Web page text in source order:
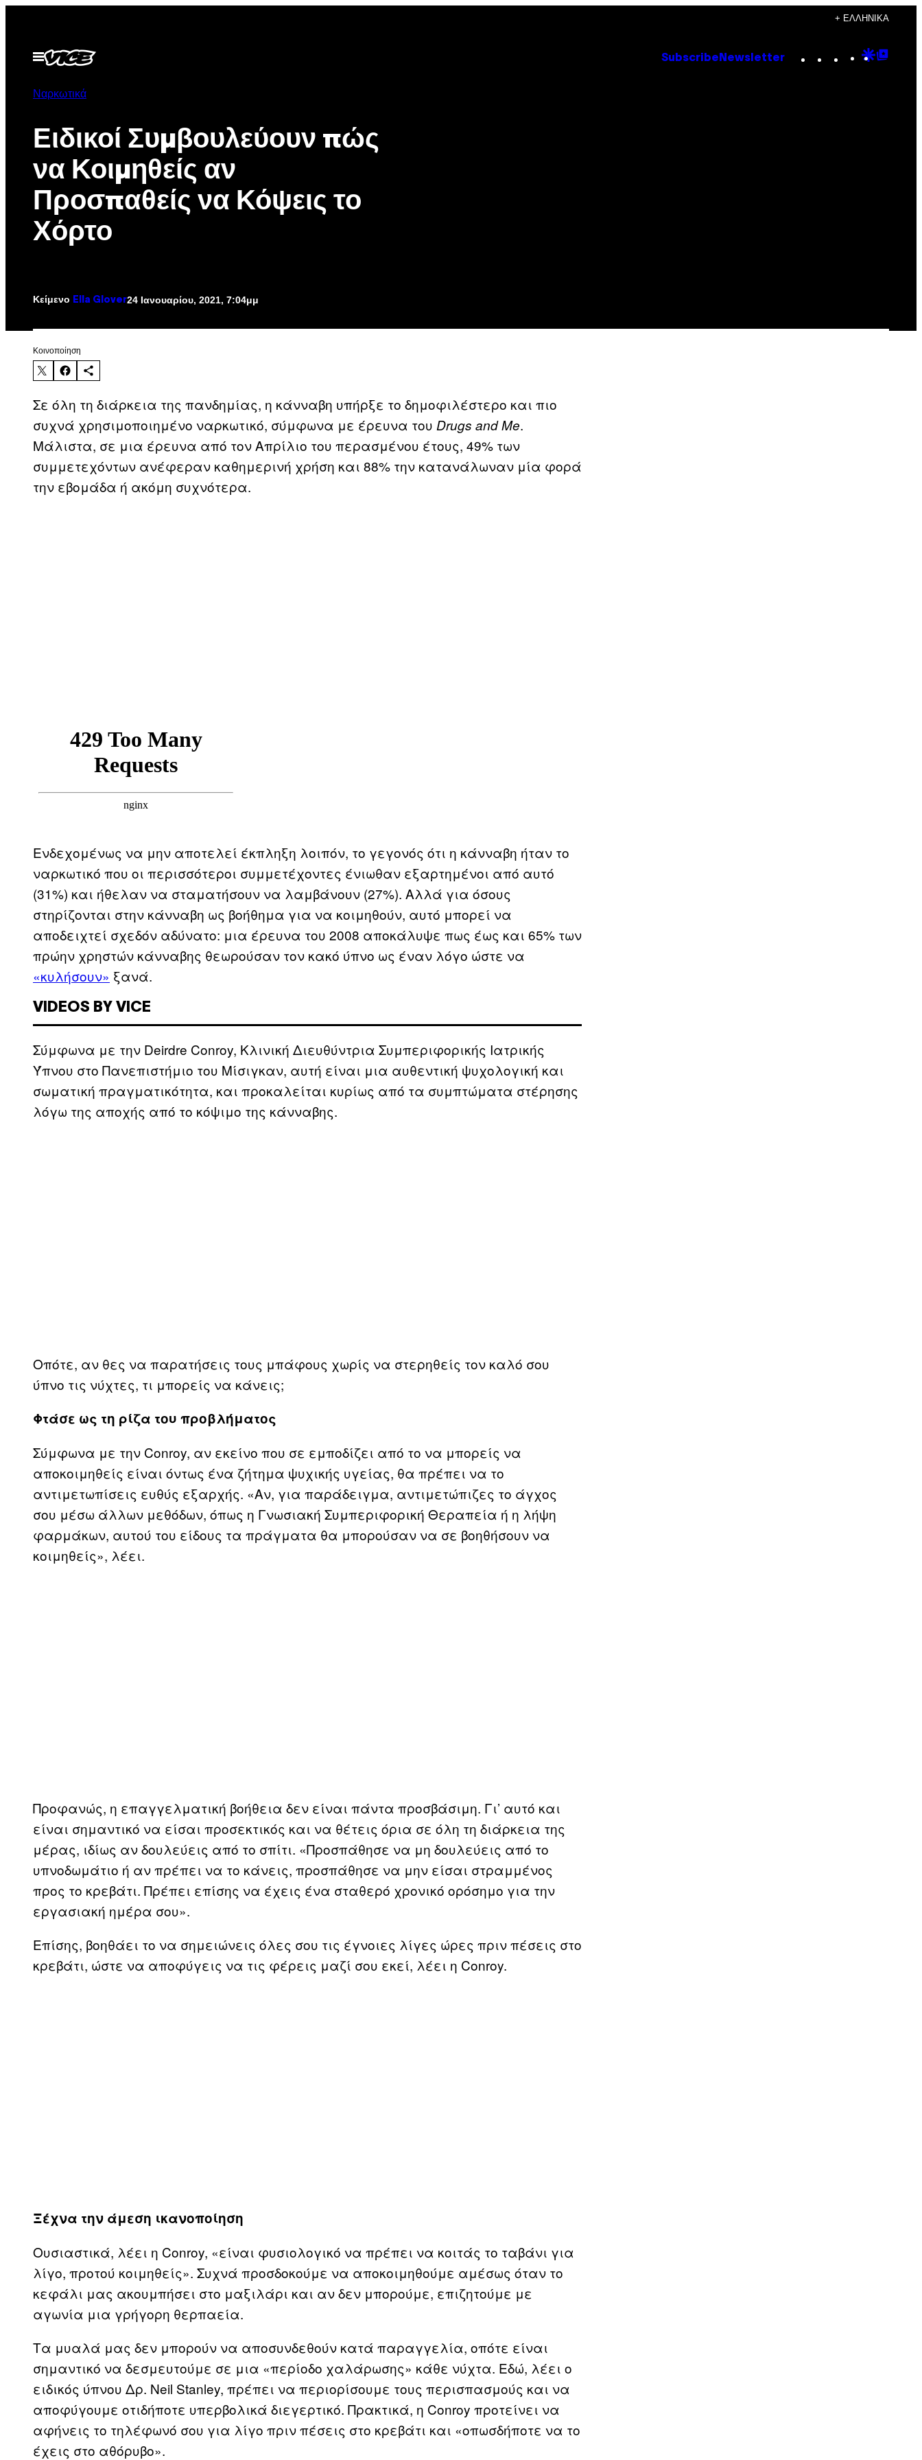
περιεχόμενο
+ ΕΛΛΗΝΙΚΆ
Ανοίξτε
το
Subscribe Newsletter Instagram
TikTok
YouTube
Google
Ναρκωτικά
Ειδικοί Συμβουλεύουν πώς
να Κοιμηθείς αν
Προσπαθείς να Κόψεις το
Χόρτο
Κείμενο Ella Glover24 Ιανουαρίου, 2021, 7:04μμ
Kοινοποίηση
Σε όλη τη διάρκεια της πανδημίας, η κάνναβη υπήρξε το δημοφιλέστερο και πιο
συχνά χρησιμοποιημένο ναρκωτικό, σύμφωνα με έρευνα του Drugs and Me.
Μάλιστα, σε μια έρευνα από τον Απρίλιο του περασμένου έτους, 49% των
συμμετεχόντων ανέφεραν καθημερινή χρήση και 88% την κατανάλωναν μία φορά
την εβομάδα ή ακόμη συχνότερα.
Ενδεχομένως να μην αποτελεί έκπληξη λοιπόν, το γεγονός ότι η κάνναβη ήταν το
ναρκωτικό που οι περισσότεροι συμμετέχοντες ένιωθαν εξαρτημένοι από αυτό
(31%) και ήθελαν να σταματήσουν να λαμβάνουν (27%). Αλλά για όσους
στηρίζονται στην κάνναβη ως βοήθημα για να κοιμηθούν, αυτό μπορεί να
αποδειχτεί σχεδόν αδύνατο: μια έρευνα του 2008 αποκάλυψε πως έως και 65% των
πρώην χρηστών κάνναβης θεωρούσαν τον κακό ύπνο ως έναν λόγο ώστε να
«κυλήσουν» ξανά.
VIDEOS BY VICE
Σύμφωνα με την Deirdre Conroy, Κλινική Διευθύντρια Συμπεριφορικής Ιατρικής
Ύπνου στο Πανεπιστήμιο του Μίσιγκαν, αυτή είναι μια αυθεντική ψυχολογική και
σωματική πραγματικότητα, και προκαλείται κυρίως από τα συμπτώματα στέρησης
λόγω της αποχής από το κόψιμο της κάνναβης.
Οπότε, αν θες να παρατήσεις τους μπάφους χωρίς να στερηθείς τον καλό σου
ύπνο τις νύχτες, τι μπορείς να κάνεις;
Φτάσε ως τη ρίζα του προβλήματος
Σύμφωνα με την Conroy, αν εκείνο που σε εμποδίζει από το να μπορείς να
αποκοιμηθείς είναι όντως ένα ζήτημα ψυχικής υγείας, θα πρέπει να το
αντιμετωπίσεις ευθύς εξαρχής. «Αν, για παράδειγμα, αντιμετώπιζες το άγχος
σου μέσω άλλων μεθόδων, όπως η Γνωσιακή Συμπεριφορική Θεραπεία ή η λήψη
φαρμάκων, αυτού του είδους τα πράγματα θα μπορούσαν να σε βοηθήσουν να
κοιμηθείς», λέει.
Προφανώς, η επαγγελματική βοήθεια δεν είναι πάντα προσβάσιμη. Γι’ αυτό και
είναι σημαντικό να είσαι προσεκτικός και να θέτεις όρια σε όλη τη διάρκεια της
μέρας, ιδίως αν δουλεύεις από το σπίτι. «Προσπάθησε να μη δουλεύεις από το
υπνοδωμάτιο ή αν πρέπει να το κάνεις, προσπάθησε να μην είσαι στραμμένος
προς το κρεβάτι. Πρέπει επίσης να έχεις ένα σταθερό χρονικό ορόσημο για την
εργασιακή ημέρα σου».
Επίσης, βοηθάει το να σημειώνεις όλες σου τις έγνοιες λίγες ώρες πριν πέσεις στο
κρεβάτι, ώστε να αποφύγεις να τις φέρεις μαζί σου εκεί, λέει η Conroy.
Ξέχνα την άμεση ικανοποίηση
Ουσιαστικά, λέει η Conroy, «είναι φυσιολογικό να πρέπει να κοιτάς το ταβάνι για
λίγο, προτού κοιμηθείς». Συχνά προσδοκούμε να αποκοιμηθούμε αμέσως όταν το
κεφάλι μας ακουμπήσει στο μαξιλάρι και αν δεν μπορούμε, επιζητούμε με
αγωνία μια γρήγορη θερπαεία.
Τα μυαλά μας δεν μπορούν να αποσυνδεθούν κατά παραγγελία, οπότε είναι
σημαντικό να δεσμευτούμε σε μια «περίοδο χαλάρωσης» κάθε νύχτα. Εδώ, λέει ο
ειδικός ύπνου Δρ. Neil Stanley, πρέπει να περιορίσουμε τους περισπασμούς και να
αποφύγουμε οτιδήποτε υπερβολικά διεγερτικό. Πρακτικά, η Conroy προτείνει να
αφήνεις το τηλέφωνό σου για λίγο πριν πέσεις στο κρεβάτι και «οπωσδήποτε να το
έχεις στο αθόρυβο».